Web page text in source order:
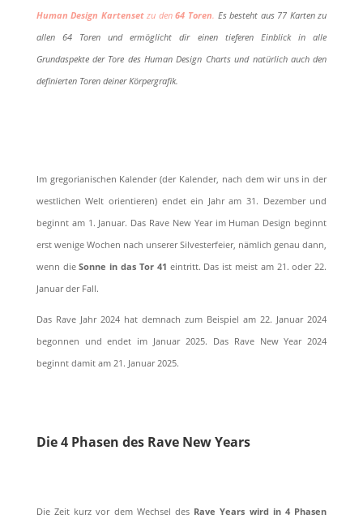
Human Design Kartensetzu den64 Toren Es besteht aus 77 Karten zu
allen 64 Toren und ermöglicht dir einen tieferen Einblick in alle
Grundaspekte der Tore des Human Design Charts und natürlich auch den
definierten Toren deiner Körpergrafik.
Im gregorianischen Kalender (der Kalender, nach dem wir uns in der
westlichen Welt orientieren) endet ein Jahr am 31. Dezember und
beginnt am 1. Januar. Das Rave New Year im Human Design beginnt
erst wenige Wochen nach unserer Silvesterfeier, nämlich genau dann,
wenn dieSonne in das Tor 41 eintritt. Das ist meist am 21. oder 22.
Januar der Fall.
Das Rave Jahr 2024 hat demnach zum Beispiel am 22. Januar 2024
begonnen und endet im Januar 2025. Das Rave New Year 2024
beginnt damit am 21. Januar 2025.
Die 4 Phasen des Rave New Years
Die Zeit kurz vor dem Wechsel des Rave Years wird in 4 Phasen